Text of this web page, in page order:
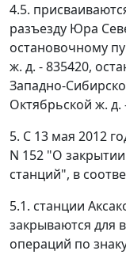
4.5.
разъезду Юра
остановочному
ж. д. - 835420,
Западно-
Октябрьской ж. д.
5. С 13 мая 2012
N 152 "О
станций", в
5.1. станции
закрываются для
операций по